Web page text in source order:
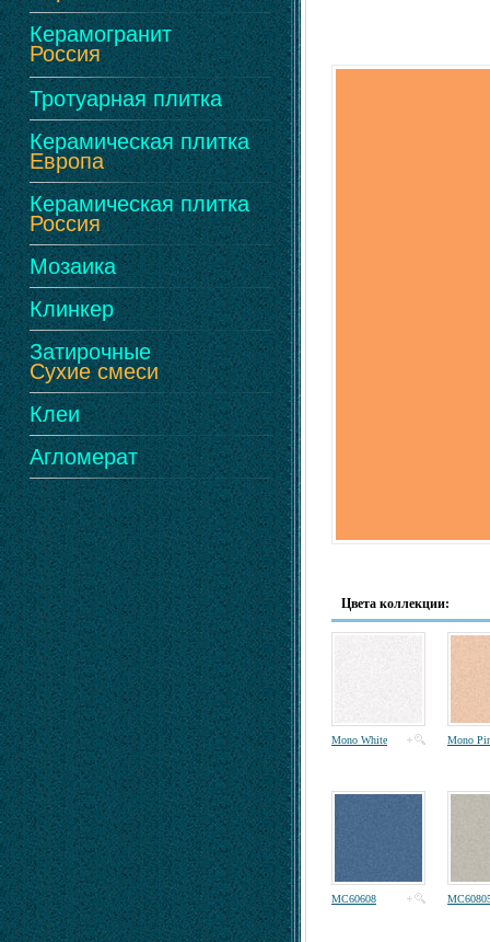
Керамогранит
Россия
Тротуарная плитка
Керамическая плитка
Европа
Керамическая плитка
Россия
Мозаика
Клинкер
Затирочные
Сухие смеси
Клеи
Агломерат
Цвета коллекции:
Mono White Mono
MC60608